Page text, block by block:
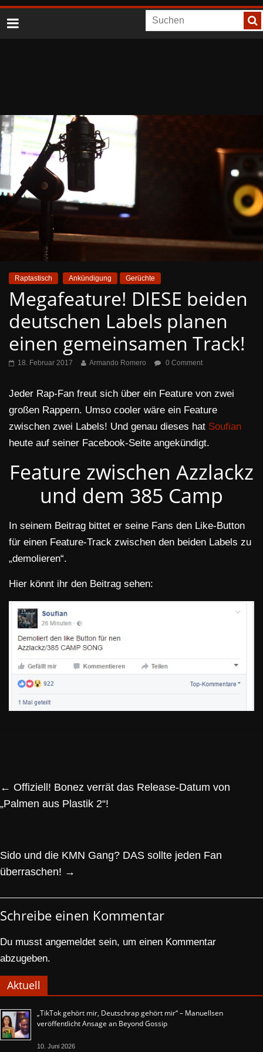
Raptastisch Ankündigung Gerüchte
Megafeature! DIESE beiden
deutschen Labels planen
einen gemeinsamen Track!
18. Februar 2017 Armando Romero 0 Comment
Jeder Rap-Fan freut sich über ein Feature von zwei
großen Rappern. Umso cooler wäre ein Feature
zwischen zwei Labels! Und genau dieses hat Soufian
heute auf seiner Facebook-Seite angekündigt.
Feature zwischen Azzlackz
und dem 385 Camp
In seinem Beitrag bittet er seine Fans den Like-Button
für einen Feature-Track zwischen den beiden Labels zu
„demolieren“.
Hier könnt ihr den Beitrag sehen:
← Offiziell! Bonez verrät das Release-Datum von
„Palmen aus Plastik 2“!
Sido und die KMN Gang? DAS sollte jeden Fan
überraschen! →
Schreibe einen Kommentar
Du musst angemeldet sein, um einen Kommentar
abzugeben.
Aktuell
„TikTok gehört mir, Deutschrap gehört mir“ – Manuellsen
veröffentlicht Ansage an Beyond Gossip
10. Juni 2026